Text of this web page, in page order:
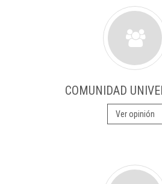
COMUNIDAD
Ver opinión